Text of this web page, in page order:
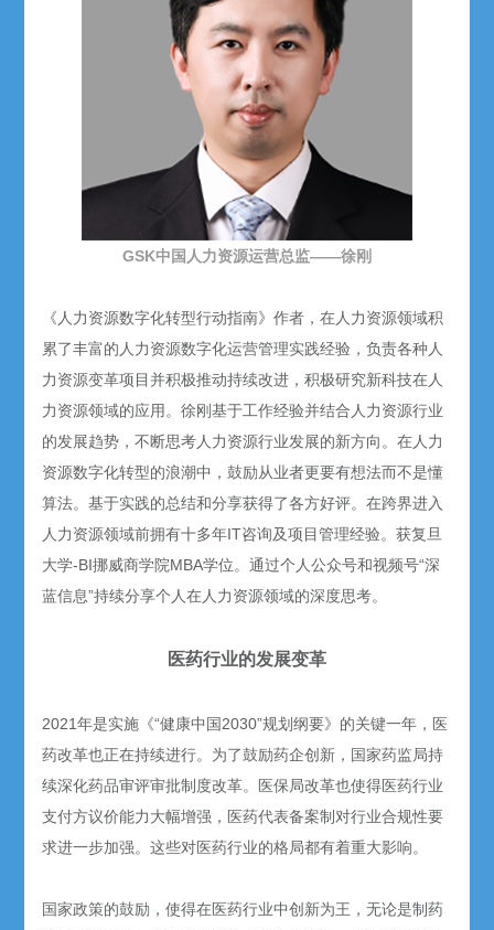
GSK中国人力资源运营总监——徐刚
《人力资源数字化转型行动指南》作者，在人力资源领域积
累了丰富的人力资源数字化运营管理实践经验，负责各种人
力资源变革项目并积极推动持续改进，积极研究新科技在人
力资源领域的应用。徐刚基于工作经验并结合人力资源行业
的发展趋势，不断思考人力资源行业发展的新方向。在人力
资源数字化转型的浪潮中，鼓励从业者更要有想法而不是懂
算法。基于实践的总结和分享获得了各方好评。在跨界进入
人力资源领域前拥有十多年IT咨询及项目管理经验。获复旦
大学-BI挪威商学院MBA学位。通过个人公众号和视频号“深
蓝信息”持续分享个人在人力资源领域的深度思考。
医药行业的发展变革
2021年是实施《“健康中国2030”规划纲要》的关键一年，医
药改革也正在持续进行。为了鼓励药企创新，国家药监局持
续深化药品审评审批制度改革。医保局改革也使得医药行业
支付方议价能力大幅增强，医药代表备案制对行业合规性要
求进一步加强。这些对医药行业的格局都有着重大影响。
国家政策的鼓励，使得在医药行业中创新为王，无论是制药